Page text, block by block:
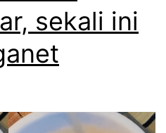
sekali ini